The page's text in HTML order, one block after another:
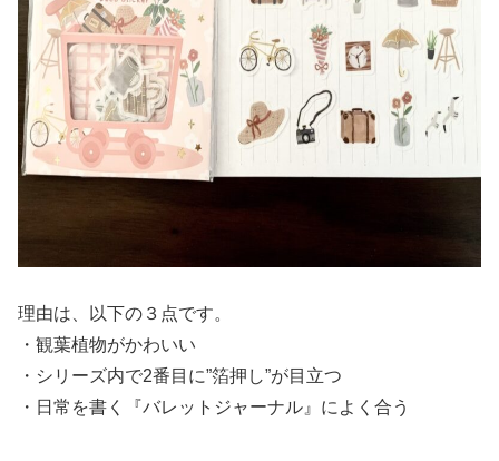
理由は、以下の３点です。
・観葉植物がかわいい
・シリーズ内で2番目に”箔押し”が目立つ
・日常を書く『バレットジャーナル』によく合う